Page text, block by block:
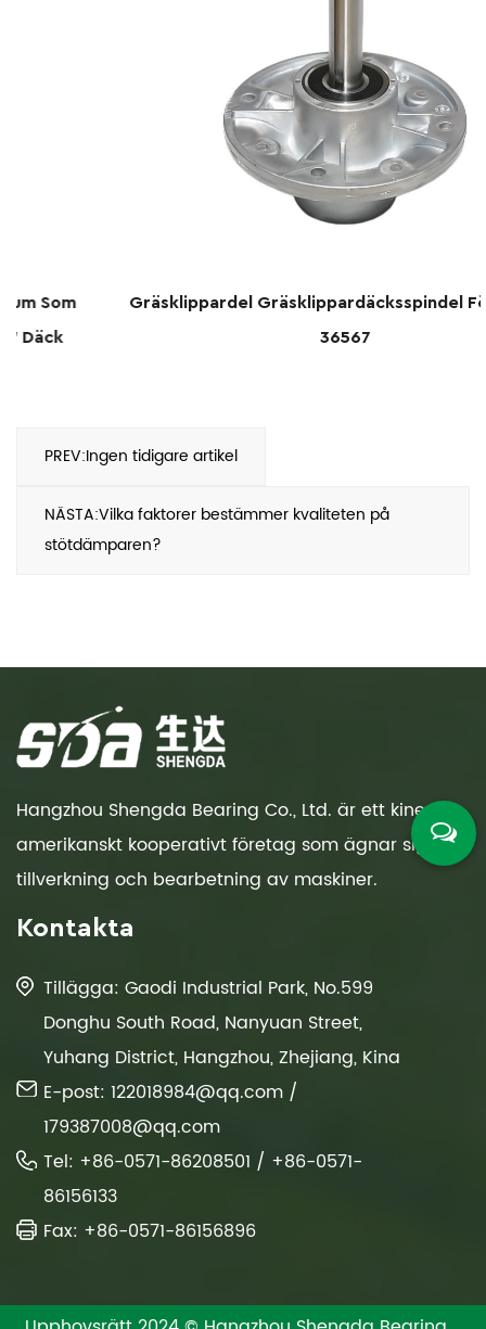
Gräsklippardel Gräsklippardäcksspindel För Bobcat
PREV:Ingen tidigare artikel
NÄSTA:Vilka faktorer bestämmer kvaliteten på
stötdämparen?
Hangzhou Shengda Bearing Co., Ltd. är ett kinesisk-
amerikanskt kooperativt företag som ägnar sig åt
tillverkning och bearbetning av maskiner.
Kontakta
Tillägga: Gaodi Industrial Park, No.599
Donghu South Road, Nanyuan Street,
Yuhang District, Hangzhou, Zhejiang, Kina
E-post: 122018984@qq.com /
179387008@qq.com
Tel: +86-0571-86208501 / +86-0571-
86156133
Fax: +86-0571-86156896